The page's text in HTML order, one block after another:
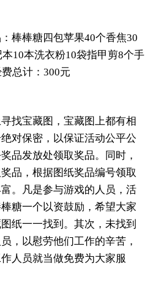
棒棒糖四包苹果40个香焦30
10本洗衣粉10袋指甲剪8个手
总计：300元
找宝藏图，宝藏图上都有相
对保密，以保证活动公平公
品发放处领取奖品。同时，
品，根据图纸奖品编号领取
。凡是参与游戏的人员，活
糖一个以资鼓励，希望大家
纸一一找到。其次，未找到
，以慰劳他们工作的辛苦，
人员就当做免费为大家服